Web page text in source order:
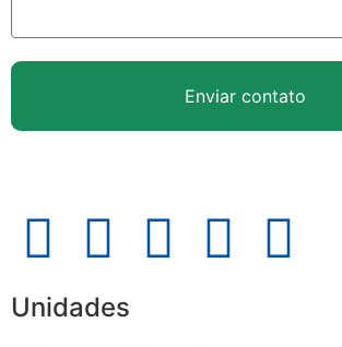
Enviar contato
Unidades